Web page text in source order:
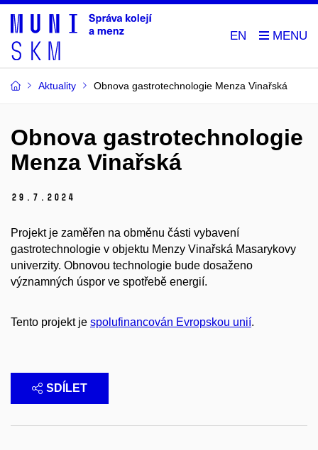
EN
Aktuality Obnova gastrotechnologie Menza Vinařská
Obnova gastrotechnologie
Menza Vinařská
29. 7. 2024
Projekt je zaměřen na obměnu části vybavení
gastrotechnologie v objektu Menzy Vinařská Masarykovy
univerzity. Obnovou technologie bude dosaženo
významných úspor ve spotřebě energií.
Tento projekt je spolufinancován Evropskou unií.
SDÍLET